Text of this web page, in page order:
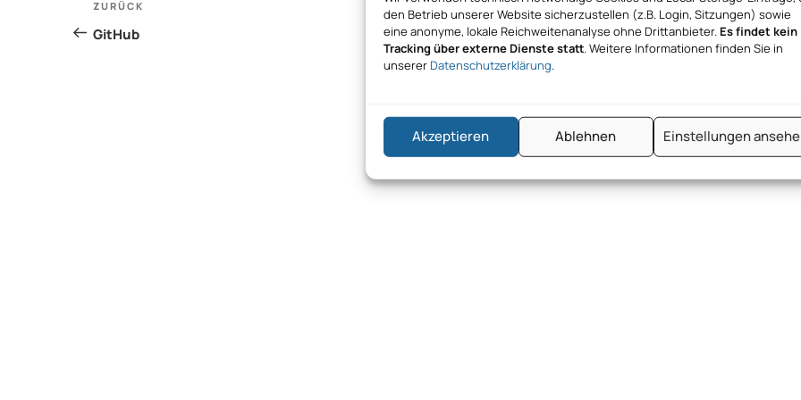
den Betrieb unserer Website sicherzustellen (z.B. Login, Sitzungen) sowie
eine anonyme, lokale Reichweitenanalyse ohne Drittanbieter. Es findet kein
Tracking über externe Dienste statt. Weitere Informationen finden Sie in
unserer Datenschutzerklärung.
Akzeptieren Ablehnen Einstellungen
Vorheriger
Beitrag
ZURÜCK
GitHub